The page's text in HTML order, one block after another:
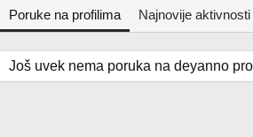
Poruke na profilima Najnovije aktivnosti
Još uvek nema poruka na deyanno